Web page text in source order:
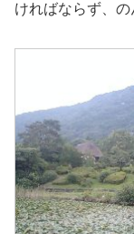
ければならず、の